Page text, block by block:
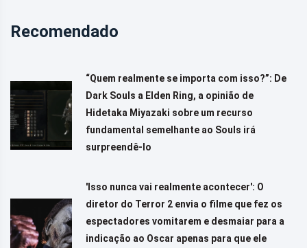
Recomendado
“Quem realmente se importa com isso?”: De
Dark Souls a Elden Ring, a opinião de
Hidetaka Miyazaki sobre um recurso
fundamental semelhante ao Souls irá
surpreendê-lo
'Isso nunca vai realmente acontecer': O
diretor do Terror 2 envia o filme que fez os
espectadores vomitarem e desmaiar para a
indicação ao Oscar apenas para que ele